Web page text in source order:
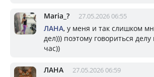
Mariа_? 27.05.2026 06:55
ЛАНА, у меня и так слишком
дел))) поэтому говориться делу
час))
ЛАНА 27.05.2026 06:59